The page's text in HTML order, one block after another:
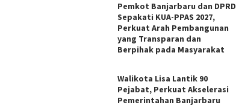
Pemkot Banjarbaru dan DPRD
Sepakati KUA-PPAS 2027,
Perkuat Arah Pembangunan
yang Transparan dan
Berpihak pada Masyarakat
Walikota Lisa Lantik 90
Pejabat, Perkuat Akselerasi
Pemerintahan Banjarbaru